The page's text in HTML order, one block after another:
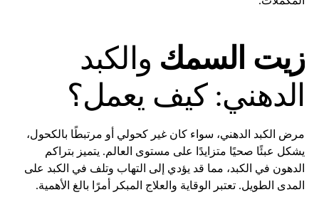
زيت السمك والكبد
الدهني: كيف يعمل؟
مرض الكبد الدهني، سواء كان غير كحولي أو مرتبطًا بالكحول،
يشكل عبئًا صحيًا متزايدًا على مستوى العالم. يتميز بتراكم
الدهون في الكبد، مما قد يؤدي إلى التهاب وتلف في الكبد على
المدى الطويل. تعتبر الوقاية والعلاج المبكر أمرًا بالغ الأهمية.